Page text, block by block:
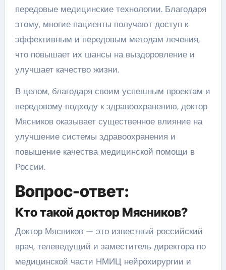
передовые медицинские технологии. Благодаря
этому, многие пациенты получают доступ к
эффективным и передовым методам лечения,
что повышает их шансы на выздоровление и
улучшает качество жизни.
В целом, благодаря своим успешным проектам и
передовому подходу к здравоохранению, доктор
Мясников оказывает существенное влияние на
улучшение системы здравоохранения и
повышение качества медицинской помощи в
России.
Вопрос-ответ:
Кто такой доктор Мясников?
Доктор Мясников — это известный российский
врач, телеведущий и заместитель директора по
медицинской части НМИЦ нейрохирургии и